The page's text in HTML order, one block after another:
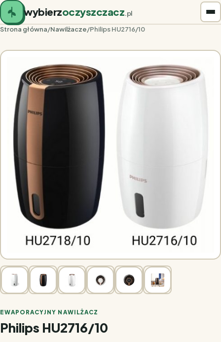
wybierzoczyszczacz.pl
Strona główna/Nawilżacze/Philips HU2716/10
EWAPORACYJNY NAWILŻACZ
Philips HU2716/10